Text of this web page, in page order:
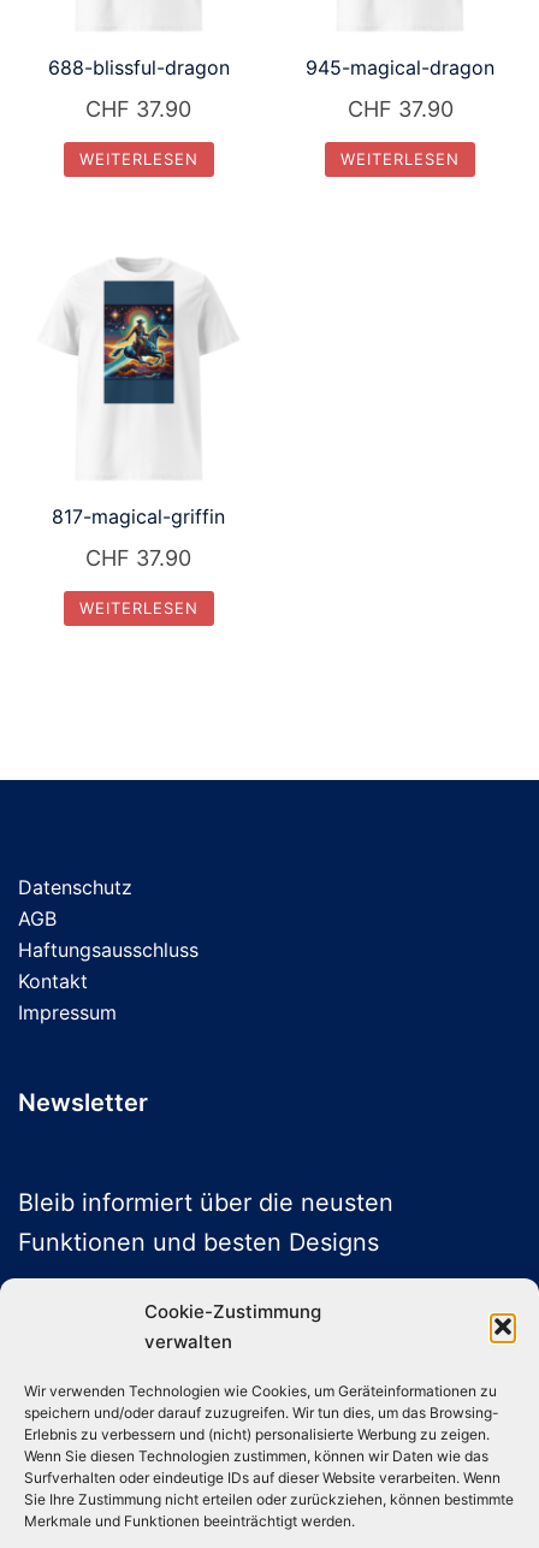
Cookie-Zustimmung
verwalten
Wir verwenden Technologien wie Cookies, um Geräteinformationen zu
speichern und/oder darauf zuzugreifen. Wir tun dies, um das Browsing-
Erlebnis zu verbessern und (nicht) personalisierte Werbung zu zeigen.
Wenn Sie diesen Technologien zustimmen, können wir Daten wie das
Surfverhalten oder eindeutige IDs auf dieser Website verarbeiten. Wenn
Sie Ihre Zustimmung nicht erteilen oder zurückziehen, können bestimmte
Merkmale und Funktionen beeinträchtigt werden.
688-blissful-dragon
CHF 37.90
WEITERLESEN
945-magical-dragon
CHF 37.90
WEITERLESEN
817-magical-griffin
CHF 37.90
WEITERLESEN
Datenschutz
AGB
Haftungsausschluss
Kontakt
Impressum
Newsletter
Bleib informiert über die neusten
Funktionen und besten Designs
ABONNIEREN
Folge uns auf Social Media